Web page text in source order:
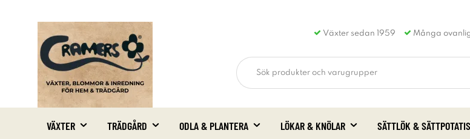
Växter sedan 1959 Många
VÄXTER TRÄDGÅRD ODLA & PLANTERA LÖKAR & KNÖLAR SÄTTLÖK & SÄTTPOTATIS